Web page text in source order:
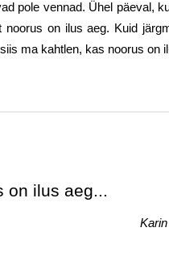
pole vennad. Ühel päeval,
noorus on ilus aeg. Kuid
ma kahtlen, kas noorus on
on ilus aeg...